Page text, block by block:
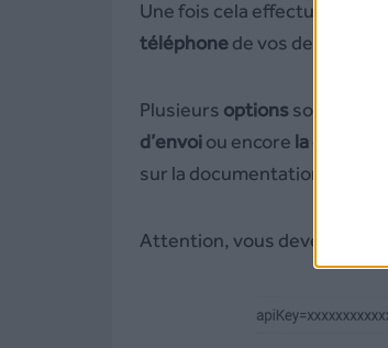
Une fois cela effectué,
téléphonede vos
Plusieurs optionssont
d’envoiou encore la date
sur la documentation pour
Attention, vous devez